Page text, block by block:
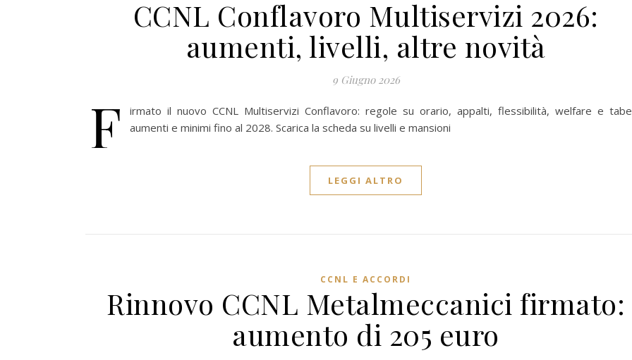
CCNL Conflavoro Multiservizi 2026:
aumenti, livelli, altre novità
9 Giugno 2026
F
irmato il nuovo CCNL Multiservizi Conflavoro: regole su orario, appalti, flessibilità, welfare e
aumenti e minimi fino al 2028. Scarica la scheda su livelli e mansioni
LEGGI ALTRO
CCNL E ACCORDI
Rinnovo CCNL Metalmeccanici firmato:
aumento di 205 euro